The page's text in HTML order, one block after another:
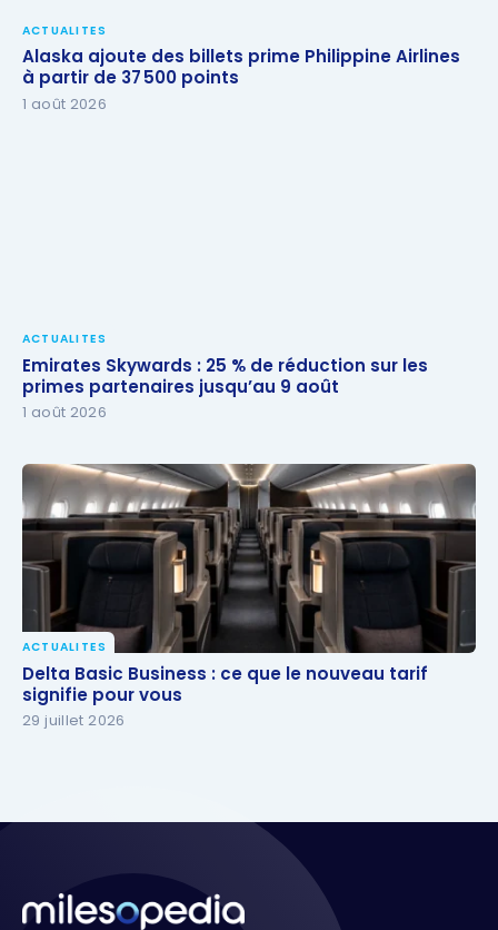
ACTUALITES
Alaska ajoute des billets prime Philippine Airlines
à partir de 37 500 points
1 août 2026
ACTUALITES
Emirates Skywards : 25 % de réduction sur les
primes partenaires jusqu’au 9 août
1 août 2026
Delta Basic Business : ce que le nouveau tarif signifie
pour vous
ACTUALITES
Delta Basic Business : ce que le nouveau tarif
signifie pour vous
29 juillet 2026